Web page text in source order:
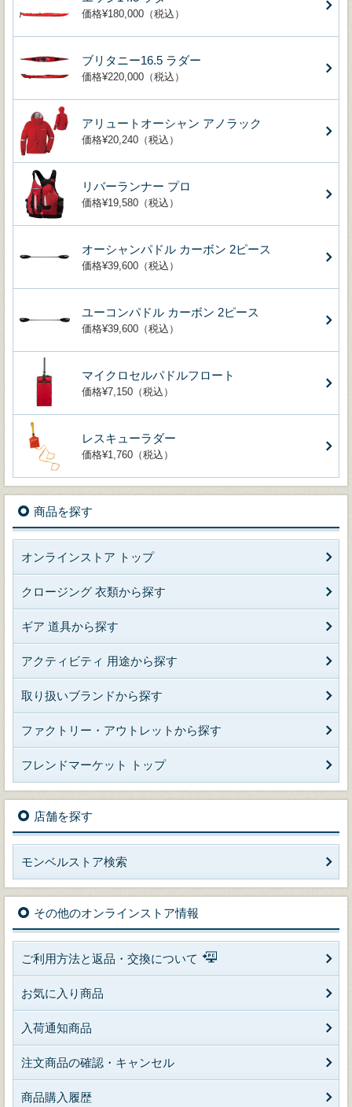
価格¥180,000（税込）
ブリタニー16.5 ラダー
価格¥220,000（税込）
アリュートオーシャン アノラック
価格¥20,240（税込）
リバーランナー プロ
価格¥19,580（税込）
オーシャンパドル カーボン 2ピース
価格¥39,600（税込）
ユーコンパドル カーボン 2ピース
価格¥39,600（税込）
マイクロセルパドルフロート
価格¥7,150（税込）
レスキューラダー
価格¥1,760（税込）
商品を探す
オンラインストア トップ
クロージング 衣類から探す
ギア 道具から探す
アクティビティ 用途から探す
取り扱いブランドから探す
ファクトリー・アウトレットから探す
フレンドマーケット トップ
店舗を探す
モンベルストア検索
その他のオンラインストア情報
ご利用方法と返品・交換について
お気に入り商品
入荷通知商品
注文商品の確認・キャンセル
商品購入履歴